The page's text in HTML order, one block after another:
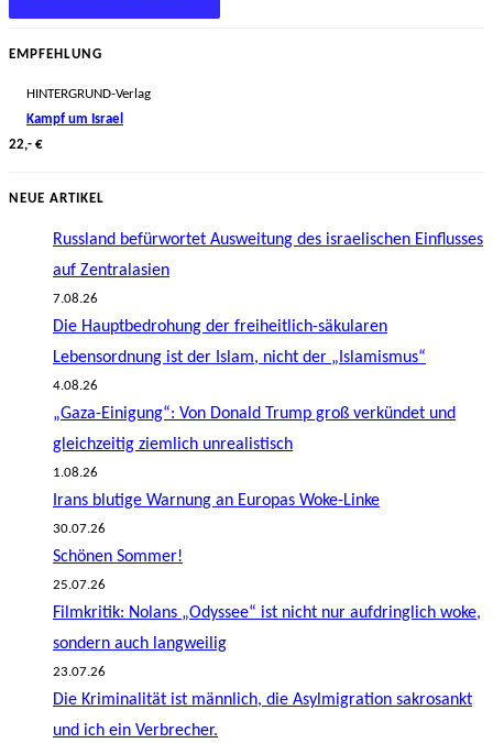
EMPFEHLUNG
HINTERGRUND-Verlag
Kampf um Israel
22,- €
NEUE ARTIKEL
Russland befürwortet Ausweitung des israelischen Einflusses
auf Zentralasien
7.08.26
Die Hauptbedrohung der freiheitlich-säkularen
Lebensordnung ist der Islam, nicht der „Islamismus“
4.08.26
„Gaza-Einigung“: Von Donald Trump groß verkündet und
gleichzeitig ziemlich unrealistisch
1.08.26
Irans blutige Warnung an Europas Woke-Linke
30.07.26
Schönen Sommer!
25.07.26
Filmkritik: Nolans „Odyssee“ ist nicht nur aufdringlich woke,
sondern auch langweilig
23.07.26
Die Kriminalität ist männlich, die Asylmigration sakrosankt
und ich ein Verbrecher.